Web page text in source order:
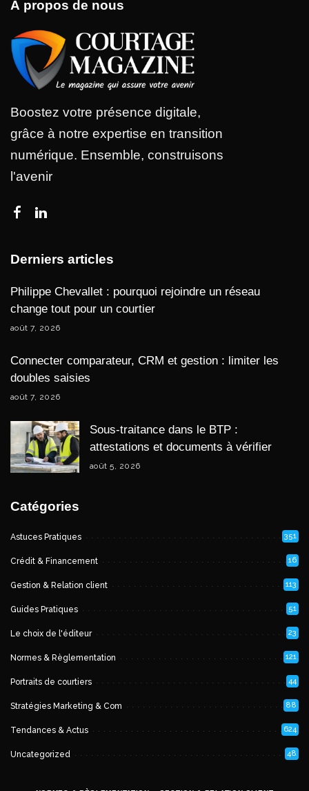
À propos de nous
Boostez votre présence digitale,
grâce à notre expertise en transition
numérique. Ensemble, construisons
l'avenir
Derniers articles
Philippe Chevallet : pourquoi rejoindre un réseau
change tout pour un courtier
août 7, 2026
Connecter comparateur, CRM et gestion : limiter les
doubles saisies
août 7, 2026
Sous-traitance dans le BTP :
attestations et documents à vérifier
août 5, 2026
Catégories
Astuces Pratiques 351
Crédit & Financement 16
Gestion & Relation client 113
Guides Pratiques 51
Le choix de l'éditeur 23
Normes & Règlementation 121
Portraits de courtiers 44
Stratégies Marketing & Com 88
Tendances & Actus 624
Uncategorized 48